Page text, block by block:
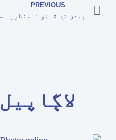
PREVIOUS
ٻيٽن تي قبضو نامنظور